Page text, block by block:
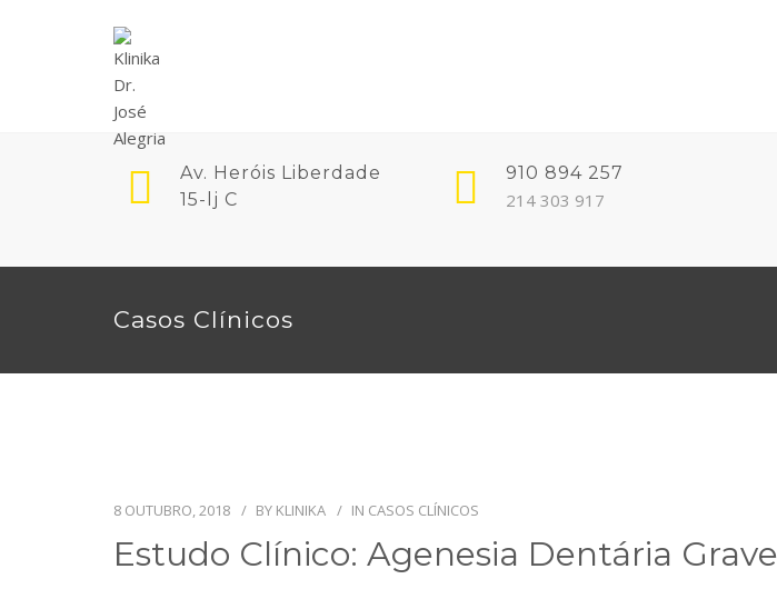
Av. Heróis Liberdade
15-lj C
910 894 257
214 303 917
Casos Clínicos
8 OUTUBRO, 2018 BY KLINIKA IN CASOS CLÍNICOS
Estudo Clínico: Agenesia Dentária Grave